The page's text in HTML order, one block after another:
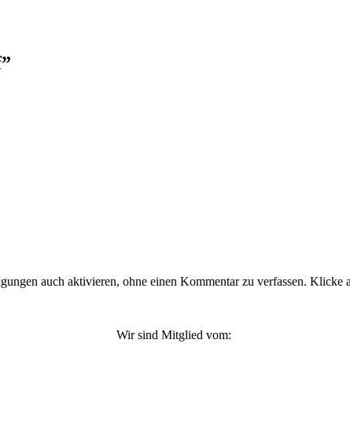
”
auch aktivieren, ohne einen Kommentar zu verfassen.
Wir sind Mitglied vom: